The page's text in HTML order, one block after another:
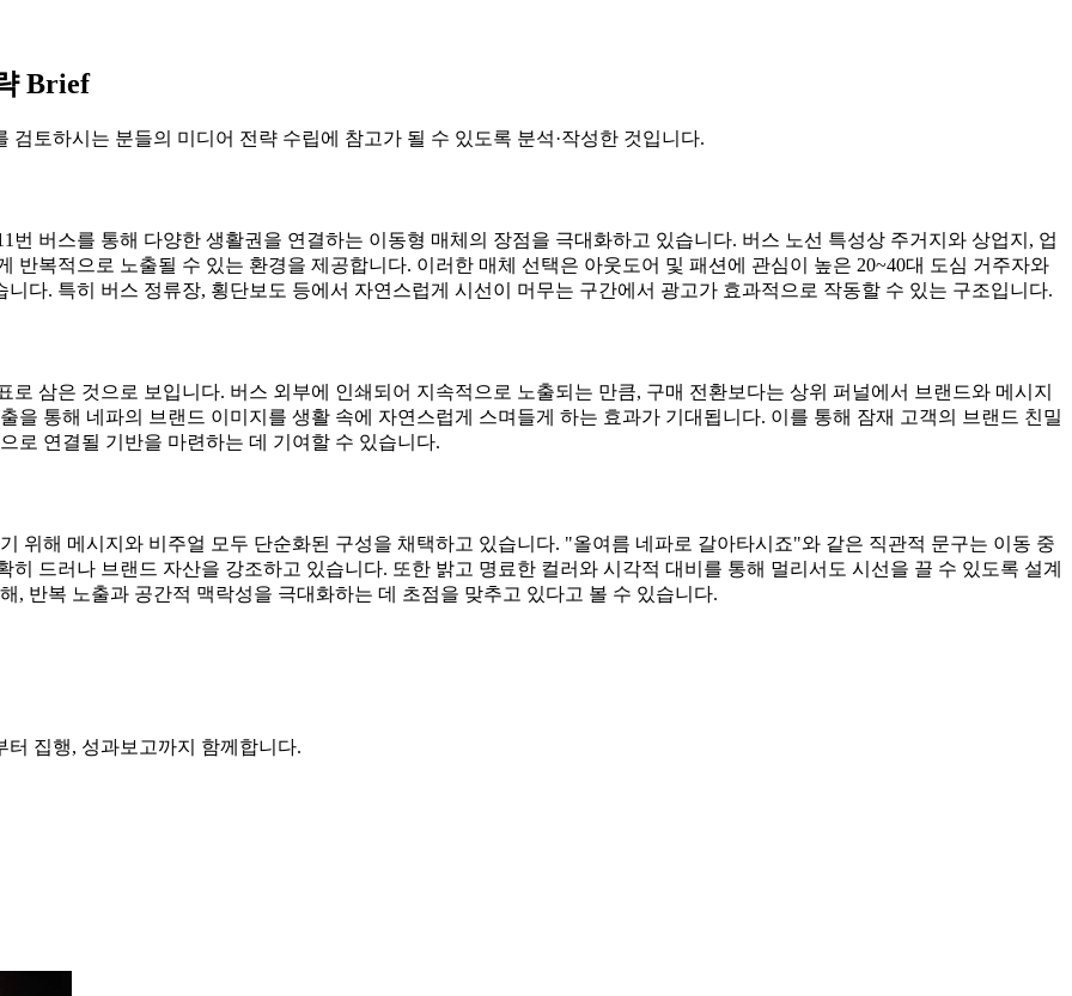
Brief
토하시는 분들의 미디어 전략 수립에 참고가 될 수 있도록 분석·작성한 것입니다.
버스를 통해 다양한 생활권을 연결하는 이동형 매체의 장점을 극대화하고 있습니다. 버스 노선 특성상 주거지와 상업지, 업
반복적으로 노출될 수 있는 환경을 제공합니다. 이러한 매체 선택은 아웃도어 및 패션에 관심이 높은 20~40대 도심 거주자와
다. 특히 버스 정류장, 횡단보도 등에서 자연스럽게 시선이 머무는 구간에서 광고가 효과적으로 작동할 수 있는 구조입니다.
삼은 것으로 보입니다. 버스 외부에 인쇄되어 지속적으로 노출되는 만큼, 구매 전환보다는 상위 퍼널에서 브랜드와 메시지
을 통해 네파의 브랜드 이미지를 생활 속에 자연스럽게 스며들게 하는 효과가 기대됩니다. 이를 통해 잠재 고객의 브랜드 친밀
로 연결될 기반을 마련하는 데 기여할 수 있습니다.
위해 메시지와 비주얼 모두 단순화된 구성을 채택하고 있습니다. "올여름 네파로 갈아타시죠"와 같은 직관적 문구는 이동 중
드러나 브랜드 자산을 강조하고 있습니다. 또한 밝고 명료한 컬러와 시각적 대비를 통해 멀리서도 시선을 끌 수 있도록 설계
, 반복 노출과 공간적 맥락성을 극대화하는 데 초점을 맞추고 있다고 볼 수 있습니다.
집행, 성과보고까지 함께합니다.